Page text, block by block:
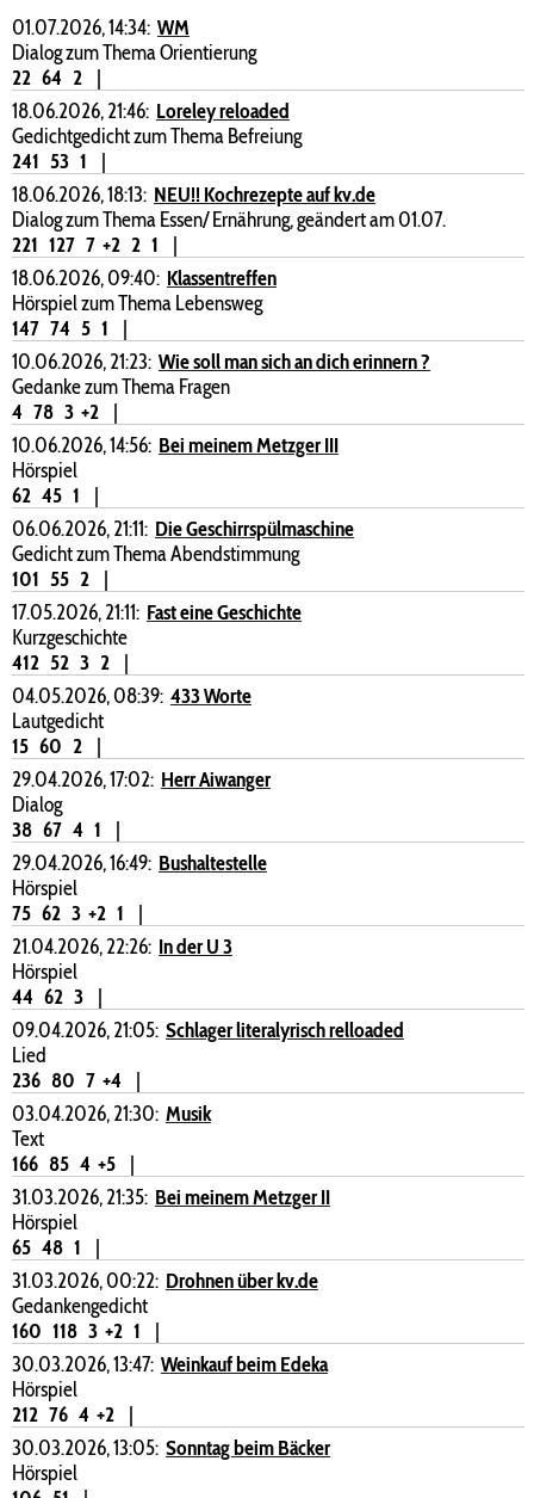
01.07.2026, 14:34: WM
Dialog zum Thema Orientierung
22 64 2
|
18.06.2026, 21:46: Loreley reloaded
Gedichtgedicht zum Thema Befreiung
241 53 1
|
18.06.2026, 18:13: NEU!! Kochrezepte auf kv.de
Dialog zum Thema Essen/ Ernährung, geändert am 01.07.
221 127 7 +2 2 1
|
18.06.2026, 09:40: Klassentreffen
Hörspiel zum Thema Lebensweg
147 74 5 1
|
10.06.2026, 21:23: Wie soll man sich an dich erinnern ?
Gedanke zum Thema Fragen
4 78 3 +2
|
10.06.2026, 14:56: Bei meinem Metzger III
Hörspiel
62 45 1
|
06.06.2026, 21:11: Die Geschirrspülmaschine
Gedicht zum Thema Abendstimmung
101 55 2
|
17.05.2026, 21:11: Fast eine Geschichte
Kurzgeschichte
412 52 3 2
|
04.05.2026, 08:39: 433 Worte
Lautgedicht
15 60 2
|
29.04.2026, 17:02: Herr Aiwanger
Dialog
38 67 4 1
|
29.04.2026, 16:49: Bushaltestelle
Hörspiel
75 62 3 +2 1
|
21.04.2026, 22:26: In der U 3
Hörspiel
44 62 3
|
09.04.2026, 21:05: Schlager literalyrisch relloaded
Lied
236 80 7 +4
|
03.04.2026, 21:30: Musik
Text
166 85 4 +5
|
31.03.2026, 21:35: Bei meinem Metzger II
Hörspiel
65 48 1
|
31.03.2026, 00:22: Drohnen über kv.de
Gedankengedicht
160 118 3 +2 1
|
30.03.2026, 13:47: Weinkauf beim Edeka
Hörspiel
212 76 4 +2
|
30.03.2026, 13:05: Sonntag beim Bäcker
Hörspiel